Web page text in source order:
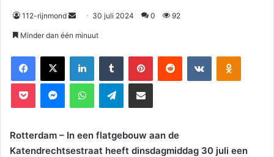
112-rijnmond 30 juli 2024 0 92
Minder dan één minuut
Facebook
X LinkedInTumblr PinterestReddit VKontakteOdnoklassniki
Pocket MessengerWhatsAppTelegramDeel via E-mail
Rotterdam – In een flatgebouw aan de
Katendrechtsestraat heeft dinsdagmiddag 30 juli een